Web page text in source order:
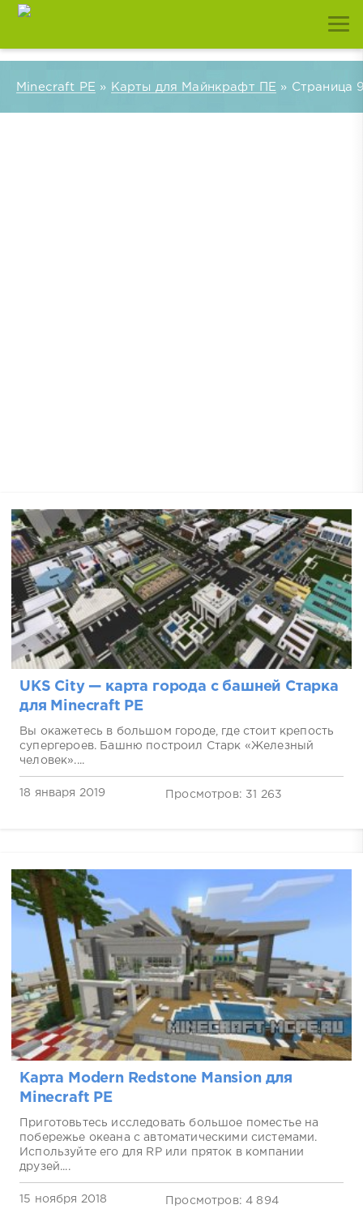
Minecraft PE » Карты для Майнкрафт ПЕ » Страница
UKS City — карта города с башней Старка
для Minecraft PE
Вы окажетесь в большом городе, где стоит крепость
супергероев. Башню построил Старк «Железный
человек»....
18 января 2019 Просмотров: 31 263
Карта Modern Redstone Mansion для
Minecraft PE
Приготовьтесь исследовать большое поместье на
побережье океана с автоматическими системами.
Используйте его для RP или пряток в компании
друзей....
15 ноября 2018 Просмотров: 4 894